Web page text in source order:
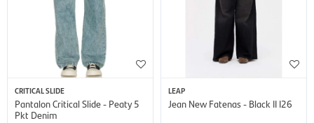
CRITICAL SLIDE
Pantalon Critical Slide - Peaty 5
Pkt Denim
LEAP
Jean New Fatenas - Black II I26